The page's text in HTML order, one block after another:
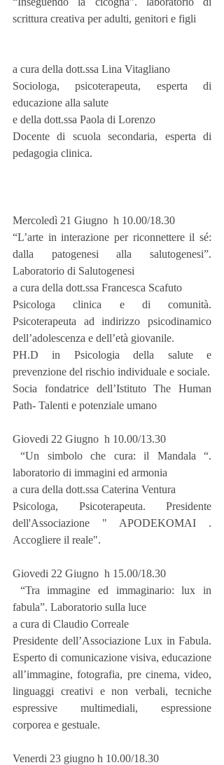
scrittura creativa per adulti, genitori e figli
a cura della dott.ssa Lina Vitagliano
Sociologa, psicoterapeuta, esperta di
educazione alla salute
e della dott.ssa Paola di Lorenzo
Docente di scuola secondaria, esperta di
pedagogia clinica.
Mercoledì 21 Giugno  h 10.00/18.30
“L’arte in interazione per riconnettere il sé:
dalla patogenesi alla salutogenesi”.
Laboratorio di Salutogenesi
a cura della dott.ssa Francesca Scafuto
Psicologa clinica e di comunità.
Psicoterapeuta ad indirizzo psicodinamico
dell’adolescenza e dell’età giovanile.
PH.D in Psicologia della salute e
prevenzione del rischio individuale e sociale.
Socia fondatrice dell’Istituto The Human
Path- Talenti e potenziale umano
Giovedi 22 Giugno  h 10.00/13.30
“Un simbolo che cura: il Mandala “.
laboratorio di immagini ed armonia
a cura della dott.ssa Caterina Ventura
Psicologa, Psicoterapeuta. Presidente
dell'Associazione " APODEKOMAI .
Accogliere il reale".
Giovedi 22 Giugno  h 15.00/18.30
fabula”. Laboratorio sulla luce
a cura di Claudio Correale
Presidente dell’Associazione Lux in Fabula.
Esperto di comunicazione visiva, educazione
all’immagine, fotografia, pre cinema, video,
linguaggi creativi e non verbali, tecniche
espressive multimediali, espressione
corporea e gestuale.
Venerdi 23 giugno h 10.00/18.30